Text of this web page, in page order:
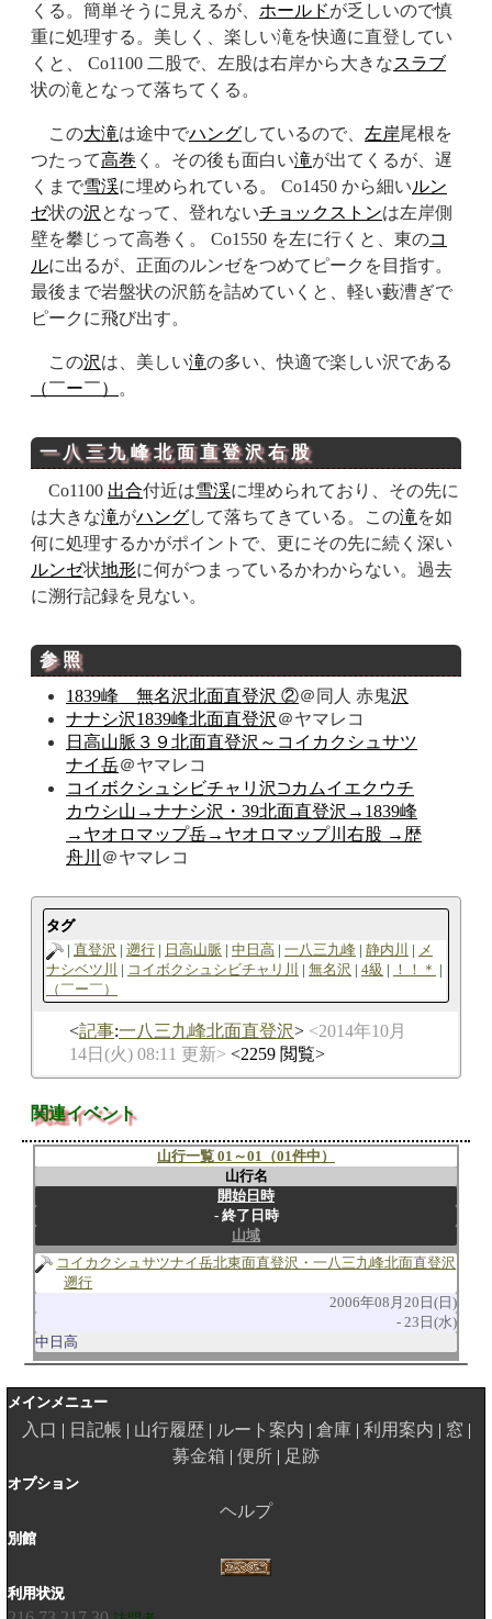
くる。簡単そうに見えるが、 ホールドが乏しいので慎
重に処理する。美しく、楽しい滝を快適に直登してい
くと、 Co1100 二股で、左股は右岸から大きなスラブ
状の滝となって落ちてくる。
この大滝は途中でハングしているので、 左岸尾根を
つたって高巻 く。その後も面白い滝が出てくるが、遅
くまで雪渓に埋められている。 Co1450 から細いルン
ゼ状の沢 となって、登れないチョックストンは左岸側
壁を攀じって高巻く。 Co1550 を左に行くと、東のコ
ルに出るが、正面のルンゼをつめてピークを目指す。
最後まで岩盤状の沢筋を詰めていくと、軽い藪漕ぎで
ピークに飛び出す。
この沢は、美しい滝の多い、快適で楽しい沢である
（￣ー￣）
。
一八三九峰北面直登沢右股
Co1100 出合付近は雪渓に埋められており、その先に
は大きな滝がハングして落ちてきている。この滝を如
何に処理するかがポイントで、更にその先に続く深い
ルンゼ状地形に何がつまっているかわからない。過去
に溯行記録を見ない。
参照
1839峰 無名沢北面直登沢 ②＠同人 赤鬼沢
ナナシ沢1839峰北面直登沢 ＠ヤマレコ
日高山脈３９北面直登沢～コイカクシュサツ
ナイ岳＠ヤマレコ
コイボクシュシビチャリ沢⊃カムイエクウチ
カウシ山→ナナシ沢・39北面直登沢→1839峰
→ヤオロマップ岳→ヤオロマップ川右股 →歴
舟川
＠ヤマレコ
タグ
直登沢
遡行 日高山脈 中日高 一八三九峰 静内川
メ
ナシベツ川
コイボクシュシビチャリ川 無名沢 4級
！！＊
（￣ー￣）
記事:一八三九峰北面直登沢
2014年10月
14日(火) 08:11 更新
2259 閲覧
関連イベント
山行一覧 01～01（01件中）
山行名
開始日時
終了日時
山域
コイカクシュサツナイ岳北東面直登沢・一八三九峰北面直登沢
遡行
2006年08月20日(日)
23日(水)
中日高
メインメニュー
入口 日記帳 山行履歴 ルート案内 倉庫 利用案内
窓
募金箱
便所 足跡
オプション
ヘルプ
別館
利用状況